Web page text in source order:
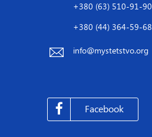
+380 (63) 510-91-90
+380 (44) 364-59-68
info@mystetstvo.org
Facebook